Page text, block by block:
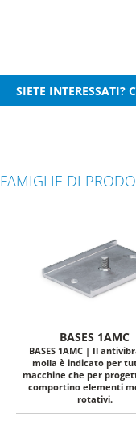
FAMIGLIE DI
BASES 1AMC
BASES 1AMC | Il
molla è indicato per
macchine che per
comportino elementi
rotativi.